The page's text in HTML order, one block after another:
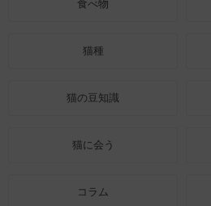
食べ物
猫種
猫の豆知識
猫に会う
コラム